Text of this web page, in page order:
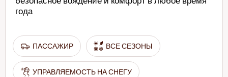
года
ПАССАЖИР ВСЕ СЕЗОНЫ
УПРАВЛЯЕМОСТЬ НА СНЕГУ